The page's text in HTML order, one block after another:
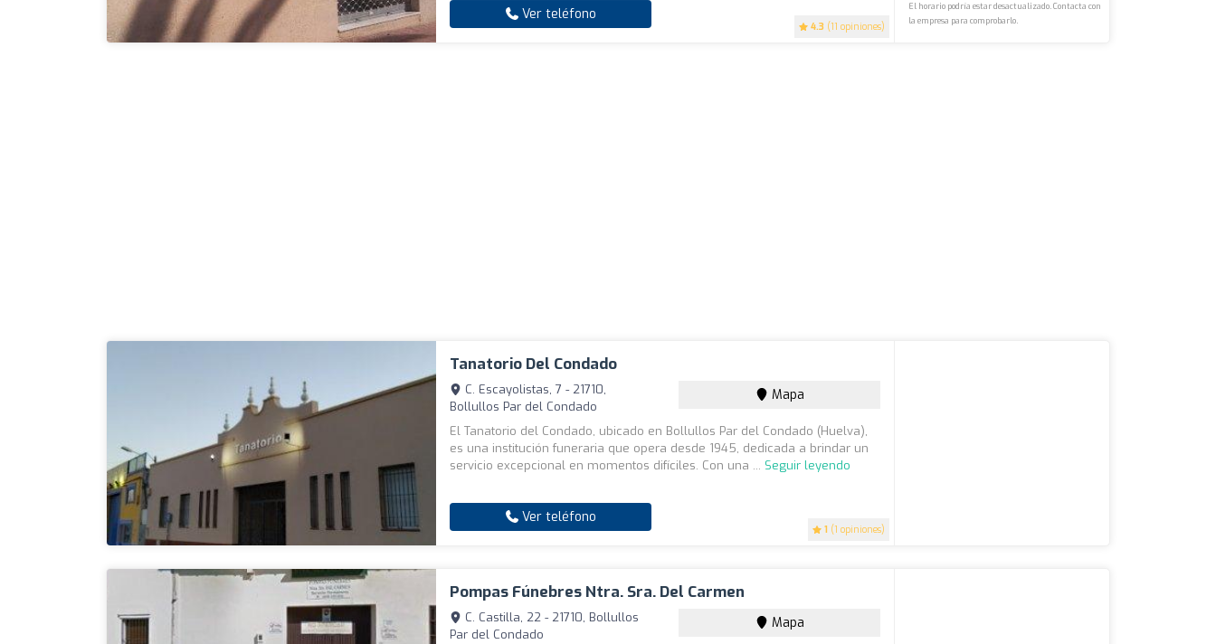
4.3 (11 opiniones)
Ver teléfono
El horario podría estar desactualizado. Contacta con
la empresa para comprobarlo.
Tanatorio Del Condado
1 (1 opiniones)
C. Escayolistas, 7 - 21710,
Bollullos Par del Condado
Mapa
El Tanatorio del Condado, ubicado en Bollullos Par del Condado (Huelva),
es una institución funeraria que opera desde 1945, dedicada a brindar un
servicio excepcional en momentos difíciles. Con una ... Seguir leyendo
Ver teléfono
Pompas Fúnebres Ntra. Sra. Del Carmen
C. Castilla, 22 - 21710, Bollullos
Par del Condado
Mapa